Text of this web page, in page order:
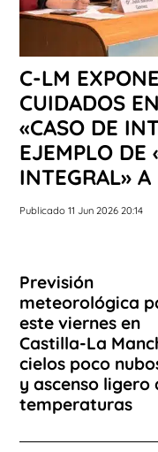
C-LM
CUIDADOS
«CASO DE
EJEMPLO DE
INTEGRAL» A
Publicado 11 Jun 2026 20:14
Previsión
meteorológica
este viernes en
Castilla-La
cielos poco
y ascenso ligero
temperaturas